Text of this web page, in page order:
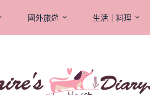
國外旅遊 生活｜料理